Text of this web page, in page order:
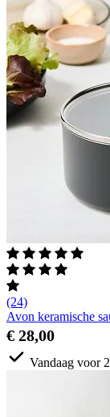
(24)
Avon keramische
€ 28,00
Vandaag voor